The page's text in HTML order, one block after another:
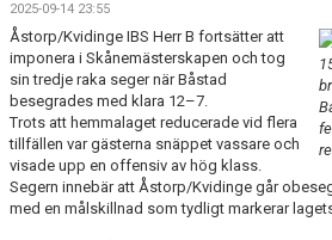
BILDGALLERI
DOKUMENT
KONTAKT
2025-09-14 23:55
Åstorp/Kvidinge IBS Herr B fortsätter att
imponera i Skånemästerskapen och tog
sin tredje raka seger när Båstad
besegrades med klara 12–7.
Trots att hemmalaget reducerade vid flera
tillfällen var gästerna snäppet vassare och
visade upp en offensiv av hög klass.
Segern innebär att Åstorp/Kvidinge går
med en målskillnad som tydligt markerar